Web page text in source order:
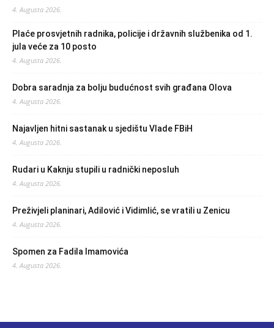
4. Augusta 2026.
Plaće prosvjetnih radnika, policije i državnih službenika od 1.
jula veće za 10 posto
4. Augusta 2026.
Dobra saradnja za bolju budućnost svih građana Olova
4. Augusta 2026.
Najavljen hitni sastanak u sjedištu Vlade FBiH
4. Augusta 2026.
Rudari u Kaknju stupili u radnički neposluh
4. Augusta 2026.
Preživjeli planinari, Adilović i Vidimlić, se vratili u Zenicu
4. Augusta 2026.
Spomen za Fadila Imamovića
4. Augusta 2026.